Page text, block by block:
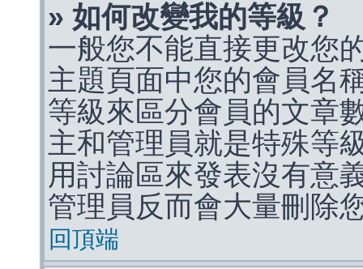
» 如何改變我的等級？
一般您不能直接更改您
主題頁面中您的會員名
等級來區分會員的文章
主和管理員就是特殊等
用討論區來發表沒有意
管理員反而會大量刪除
回頂端